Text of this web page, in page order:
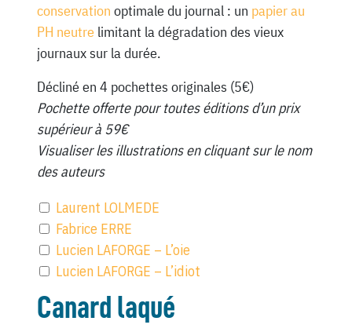
conservation optimale du journal : un papier au
PH neutrelimitant la dégradation des vieux
journaux sur la durée.
Décliné en 4 pochettes originales (5€)
Pochette offerte pour toutes éditions d’un prix
supérieur à 59€
Visualiser les illustrations en cliquant sur le nom
des auteurs
Laurent LOLMEDE
Fabrice ERRE
Lucien LAFORGE – L’oie
Lucien LAFORGE – L’idiot
Canard laqué